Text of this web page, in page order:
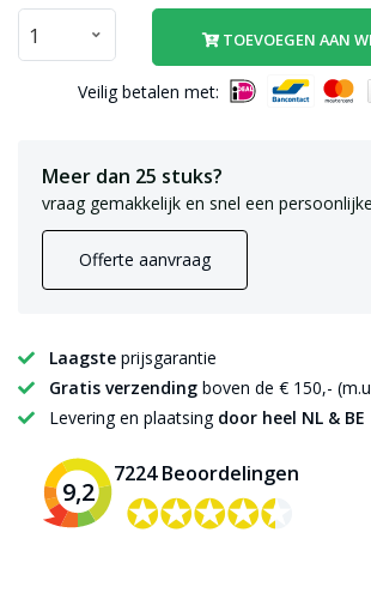
TOEVOEGEN AAN
Veilig betalen met:
Meer dan 25 stuks?
vraag gemakkelijk en snel een
Offerte aanvraag
Laagste prijsgarantie
Gratis verzending boven de € 150,-
Levering en plaatsing door heel NL & BE
9,2
7224 Beoordelingen
✪✪✪✪✪
✪✪✪✪✪